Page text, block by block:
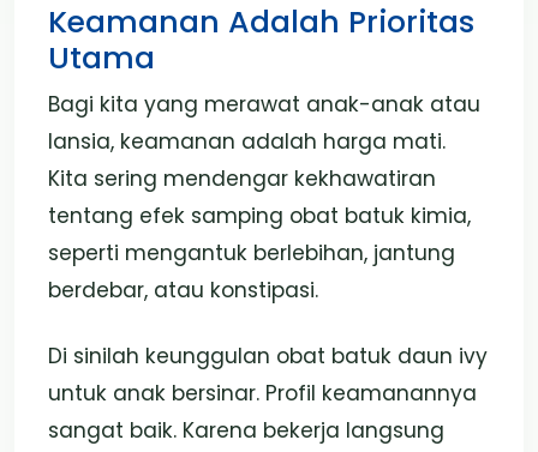
Keamanan Adalah Prioritas
Utama
Bagi kita yang merawat anak-anak atau
lansia, keamanan adalah harga mati.
Kita sering mendengar kekhawatiran
tentang efek samping obat batuk kimia,
seperti mengantuk berlebihan, jantung
berdebar, atau konstipasi.
Di sinilah keunggulan obat batuk daun ivy
untuk anak bersinar. Profil keamanannya
sangat baik. Karena bekerja langsung